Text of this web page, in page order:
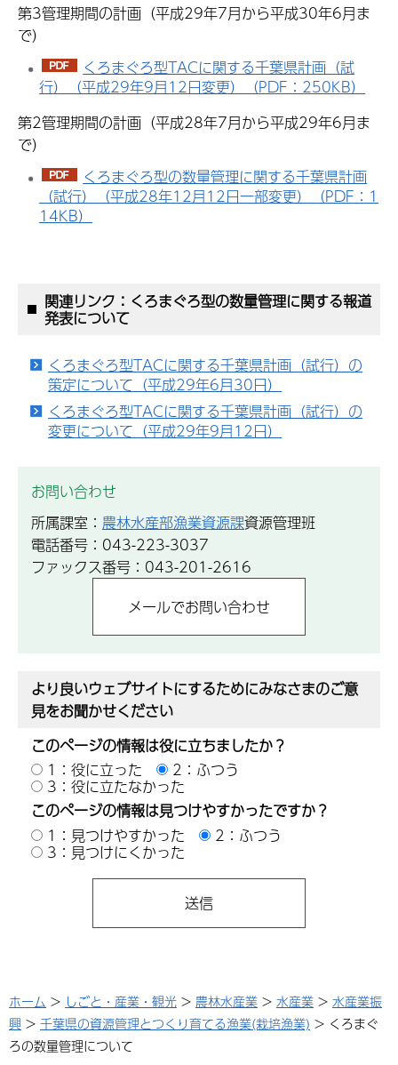
第3管理期間の計画（平成29年7月から平成30年6月ま
で）
くろまぐろ型TACに関する千葉県計画（試
行）（平成29年9月12日変更）（PDF：250KB）
第2管理期間の計画（平成28年7月から平成29年6月ま
で）
くろまぐろ型の数量管理に関する千葉県計画
（試行）（平成28年12月12日一部変更）（PDF：1
14KB）
関連リンク：くろまぐろ型の数量管理に関する報道
発表について
くろまぐろ型TACに関する千葉県計画（試行）の
策定について（平成29年6月30日）
くろまぐろ型TACに関する千葉県計画（試行）の
変更について（平成29年9月12日）
お問い合わせ
所属課室： 農林水産部漁業資源課資源管理班
電話番号：043-223-3037
ファックス番号：043-201-2616
より良いウェブサイトにするためにみなさまのご意
見をお聞かせください
このページの情報は役に立ちましたか？
1：役に立った
2：ふつう
3：役に立たなかった
このページの情報は見つけやすかったですか？
1：見つけやすかった
2：ふつう
3：見つけにくかった
ホーム > しごと・産業・観光 > 農林水産業 > 水産業 > 水産業振
興 > 千葉県の資源管理とつくり育てる漁業(栽培漁業) > くろまぐ
ろの数量管理について